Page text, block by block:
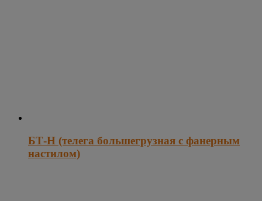
БТ-Н (телега большегрузная с фанерным
настилом)